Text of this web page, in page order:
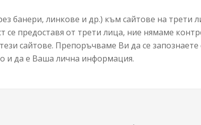
банери, линкове и др.) към сайтове на трети
се предоставя от трети лица, ние нямаме
сайтове. Препоръчваме Ви да се
и да е Ваша лична информация.